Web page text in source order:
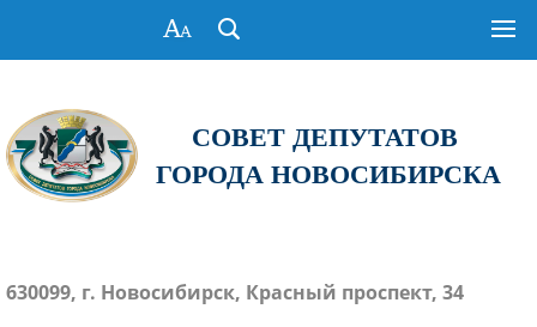
СОВЕТ ДЕПУТАТОВ
ГОРОДА НОВОСИБИРСКА
630099, г. Новосибирск, Красный проспект, 34